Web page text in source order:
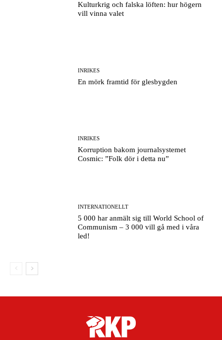
Kulturkrig och falska löften: hur högern
vill vinna valet
INRIKES
En mörk framtid för glesbygden
INRIKES
Korruption bakom journalsystemet
Cosmic: ”Folk dör i detta nu”
INTERNATIONELLT
5 000 har anmält sig till World School of
Communism – 3 000 vill gå med i våra
led!